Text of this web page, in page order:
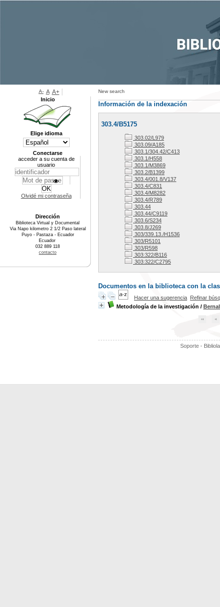
New search
Información de la indexación
303.4/B5175
303.02/L979
303.09/A185
303.1/304.42/C413
303.1/H558
303.1/M3869
303.2/B1399
303.4/001.8/V137
303.4/C831
303.4/M8282
303.4/R789
303.44
303.44/C9119
303.6/S234
303.8/J269
303/339.13./H1536
303/R5101
303/R598
303:322/B116
303:322/C2795
Documentos en la biblioteca con la
Hacer una sugerencia Refinar
Metodología de la investigación /
Soporte -
A- A A+
Inicio
Elige idioma
Conectarse
acceder a su cuenta de
usuario
Olvidé mi contraseña
Dirección
Biblioteca Virtual y Documental
Via Napo kilometro 2 1/2 Paso lateral
Puyo - Pastaza - Ecuador
Ecuador
032 889 118
contacto